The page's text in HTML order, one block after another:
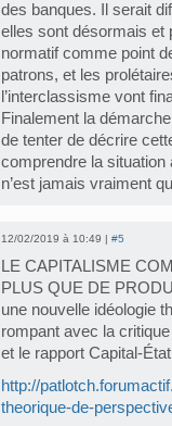
des banques. Il serait
elles sont désormais et
normatif comme point
patrons, et les
l’interclassisme vont
Finalement la
de tenter de décrire
comprendre la
n’est jamais vraiment
12/02/2019 à 10:49 | #5
LE CAPITALISME
PLUS QUE DE
une nouvelle idéologie
rompant avec la
et le rapport Capital-
http://
theorique-de-